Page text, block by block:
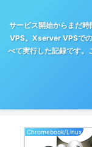
サービス開始からまだ
VPS。Xserver VPSで
べて実行した記録です
Chromebook/Linux